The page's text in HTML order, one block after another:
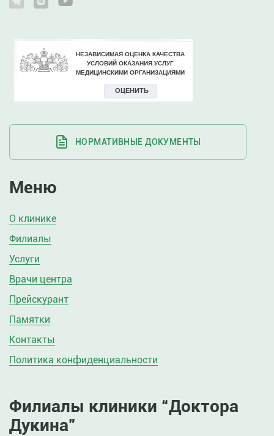
НОРМАТИВНЫЕ ДОКУМЕНТЫ
Меню
О клинике
Филиалы
Услуги
Врачи центра
Прейскурант
Памятки
Контакты
Политика конфиденциальности
Филиалы клиники “Доктора
Дукина”